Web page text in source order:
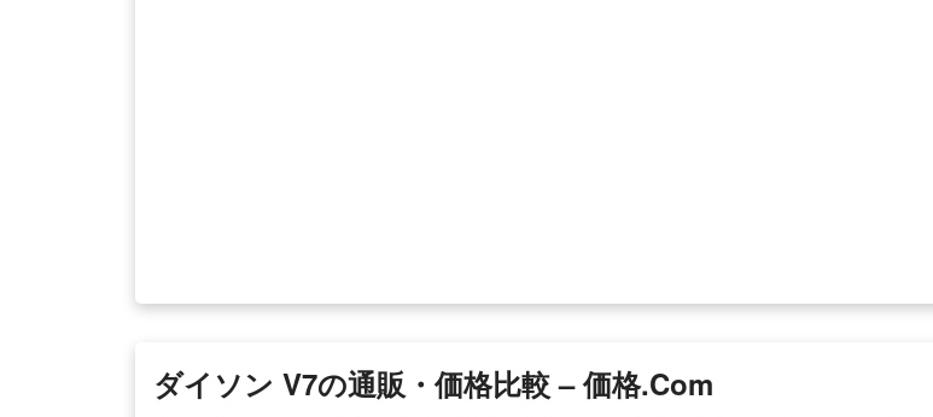
ダイソン V7の通販・価格比較 – 価格.com